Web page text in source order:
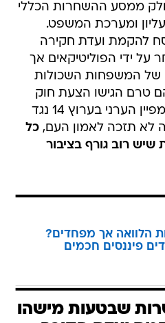
ממסע ההשחרות הכללי
ומערכת המשפט.
להקמת ועדת חקירה
על ידי הפוליטיקאים אך
של המשפחות השכולות
הם טרם הגישו הצעת חוק
בנושא. ועדיין, על אף הקמפיין הערני בערוץ 14 נגד
לא תזכה לאמון העם,כל
רוב גורף בציבור
הלוואה אך מפחדים?
פיננסים חכמים
שבטעות מישהו